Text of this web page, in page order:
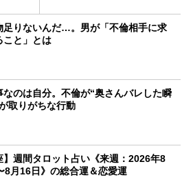
足りないんだ…。男が「不倫相手に求
こと」とは
なのは自分。不倫が“奥さんバレした瞬
取りがちな行動
】週間タロット占い《来週：2026年8
8月16日》の総合運＆恋愛運